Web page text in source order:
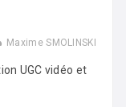
Maxime SMOLINSKI
UGC vidéo et